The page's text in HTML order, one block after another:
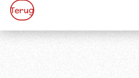
Terug